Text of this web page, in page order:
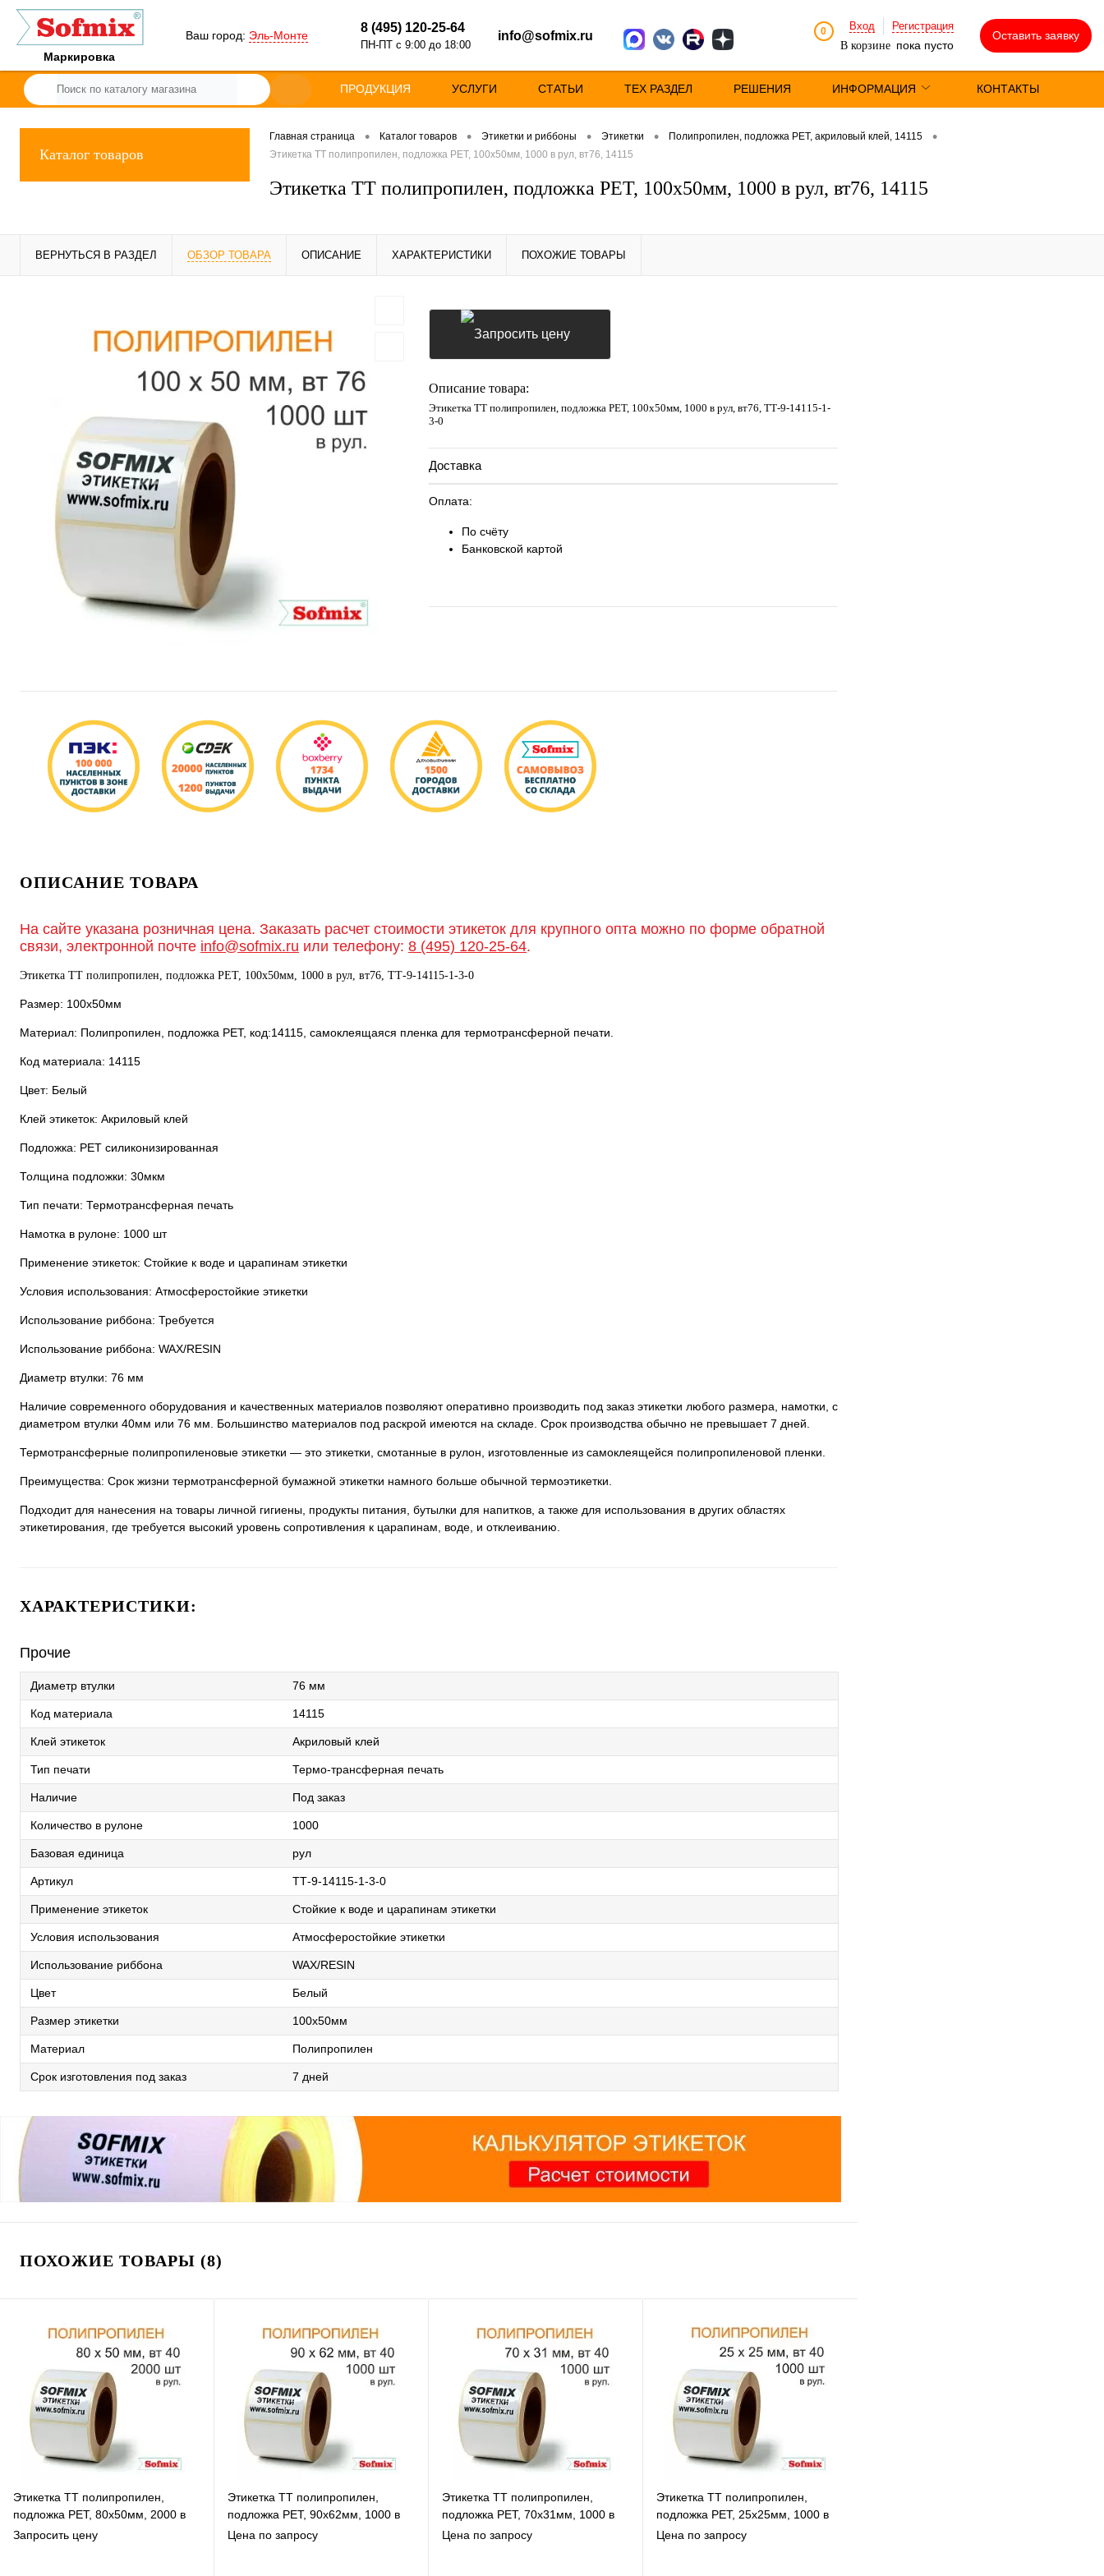
Маркировка
Ваш город: Эль-Монте
8 (495) 120-25-64
ПН-ПТ с 9:00 до 18:00
info@sofmix.ru 0 Вход
Регистрация
В корзине пока пусто
Оставить заявку
ПРОДУКЦИЯ УСЛУГИ СТАТЬИ ТЕХ РАЗДЕЛ РЕШЕНИЯ ИНФОРМАЦИЯ КОНТАКТЫ
Каталог товаров
Главная страница • Каталог товаров • Этикетки и риббоны • Этикетки • Полипропилен, подложка РЕТ, акриловый клей, 14115 •
Этикетка ТТ полипропилен, подложка РЕТ, 100х50мм, 1000 в рул, вт76, 14115
Этикетка ТТ полипропилен, подложка РЕТ, 100х50мм, 1000 в рул, вт76, 14115
ВЕРНУТЬСЯ В РАЗДЕЛ ОБЗОР ТОВАРА ОПИСАНИЕ ХАРАКТЕРИСТИКИ ПОХОЖИЕ ТОВАРЫ
Запросить цену
Описание товара:
Этикетка ТТ полипропилен, подложка РЕТ, 100х50мм, 1000 в рул, вт76, TТ-9-14115-1-
3-0
Доставка
Оплата:
По счёту
Банковской картой
ОПИСАНИЕ ТОВАРА
На сайте указана розничная цена. Заказать расчет стоимости этикеток для крупного опта можно по форме обратной
связи, электронной почте info@sofmix.ru или телефону: 8 (495) 120-25-64.
Этикетка ТТ полипропилен, подложка РЕТ, 100х50мм, 1000 в рул, вт76, TТ-9-14115-1-3-0
Размер: 100х50мм
Материал: Полипропилен, подложка РЕТ, код:14115, самоклеящаяся пленка для термотрансферной печати.
Код материала: 14115
Цвет: Белый
Клей этикеток: Акриловый клей
Подложка: РЕТ силиконизированная
Толщина подложки: 30мкм
Тип печати: Термотрансферная печать
Намотка в рулоне: 1000 шт
Применение этикеток: Стойкие к воде и царапинам этикетки
Условия использования: Атмосферостойкие этикетки
Использование риббона: Требуется
Использование риббона: WAX/RESIN
Диаметр втулки: 76 мм
Наличие современного оборудования и качественных материалов позволяют оперативно производить под заказ этикетки любого размера, намотки, с
диаметром втулки 40мм или 76 мм. Большинство материалов под раскрой имеются на складе. Срок производства обычно не превышает 7 дней.
Термотрансферные полипропиленовые этикетки — это этикетки, смотанные в рулон, изготовленные из самоклеящейся полипропиленовой пленки.
Преимущества: Срок жизни термотрансферной бумажной этикетки намного больше обычной термоэтикетки.
Подходит для нанесения на товары личной гигиены, продукты питания, бутылки для напитков, а также для использования в других областях
этикетирования, где требуется высокий уровень сопротивления к царапинам, воде, и отклеиванию.
ХАРАКТЕРИСТИКИ:
Прочие
Диаметр втулки 76 мм
Код материала 14115
Клей этикеток Акриловый клей
Тип печати Термо-трансферная печать
Наличие Под заказ
Количество в рулоне 1000
Базовая единица рул
Артикул TТ-9-14115-1-3-0
Применение этикеток Стойкие к воде и царапинам этикетки
Условия использования Атмосферостойкие этикетки
Использование риббона WAX/RESIN
Цвет Белый
Размер этикетки 100х50мм
Материал Полипропилен
Срок изготовления под заказ 7 дней
ПОХОЖИЕ ТОВАРЫ (8)
Этикетка ТТ полипропилен,
подложка РЕТ, 80х50мм, 2000 в
рул, вт40, 14115
Запросить цену
Этикетка ТТ полипропилен,
подложка РЕТ, 90х62мм, 1000 в
рул, вт40, 14115
Цена по запросу
Этикетка ТТ полипропилен,
подложка РЕТ, 70х31мм, 1000 в
рул, вт40, 14115
Цена по запросу
Этикетка ТТ полипропилен,
подложка РЕТ, 25х25мм, 1000 в
рул, вт40, 14115
Цена по запросу